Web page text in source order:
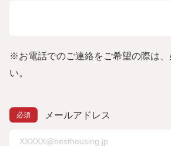
※お電話でのご連絡をご希望の際は、
い。
メールアドレス